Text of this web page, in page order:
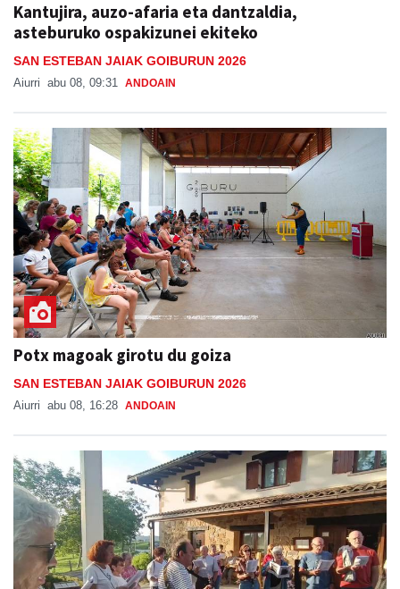
Kantujira, auzo-afaria eta dantzaldia,
asteburuko ospakizunei ekiteko
SAN ESTEBAN JAIAK GOIBURUN 2026
Aiurri abu 08, 09:31 ANDOAIN
Potx magoak girotu du goiza
SAN ESTEBAN JAIAK GOIBURUN 2026
Aiurri abu 08, 16:28 ANDOAIN